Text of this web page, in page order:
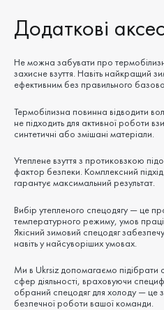
Додаткові
Не можна забувати про
захисне взуття. Навіть найкращий
ефективним без правильного
Термобілизна повинна відводити
не підходить для активної роботи
синтетичні або змішані матеріали.
Утеплене взуття з протиковзкою
фактор безпеки. Комплексний
гарантує максимальний результат.
Вибір утепленого спецодягу — це
температурного режиму, умов
Якісний зимовий спецодяг
навіть у найсуворіших умовах.
Ми в Ukrsiz допомагаємо підібрати
сфер діяльності, враховуючи
обраний спецодяг для холоду — це
безпечної роботи вашої команди.